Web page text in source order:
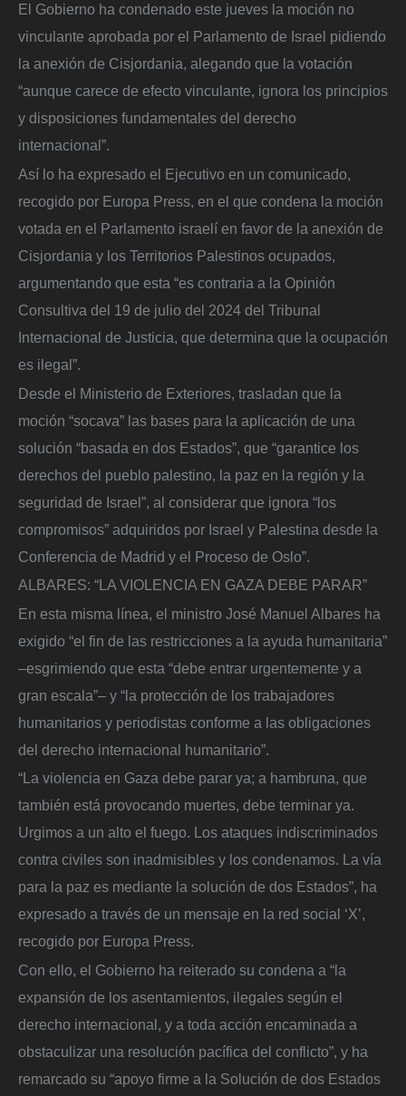
El Gobierno ha condenado este jueves la moción no
vinculante aprobada por el Parlamento de Israel pidiendo
la anexión de Cisjordania, alegando que la votación
“aunque carece de efecto vinculante, ignora los principios
y disposiciones fundamentales del derecho
internacional”.
Así lo ha expresado el Ejecutivo en un comunicado,
recogido por Europa Press, en el que condena la moción
votada en el Parlamento israelí en favor de la anexión de
Cisjordania y los Territorios Palestinos ocupados,
argumentando que esta “es contraria a la Opinión
Consultiva del 19 de julio del 2024 del Tribunal
Internacional de Justicia, que determina que la ocupación
es ilegal”.
Desde el Ministerio de Exteriores, trasladan que la
moción “socava” las bases para la aplicación de una
solución “basada en dos Estados”, que “garantice los
derechos del pueblo palestino, la paz en la región y la
seguridad de Israel”, al considerar que ignora “los
compromisos” adquiridos por Israel y Palestina desde la
Conferencia de Madrid y el Proceso de Oslo”.
ALBARES: “LA VIOLENCIA EN GAZA DEBE PARAR”
En esta misma línea, el ministro José Manuel Albares ha
exigido “el fin de las restricciones a la ayuda humanitaria”
–esgrimiendo que esta “debe entrar urgentemente y a
gran escala”– y “la protección de los trabajadores
humanitarios y periodistas conforme a las obligaciones
del derecho internacional humanitario”.
“La violencia en Gaza debe parar ya; a hambruna, que
también está provocando muertes, debe terminar ya.
Urgimos a un alto el fuego. Los ataques indiscriminados
contra civiles son inadmisibles y los condenamos. La vía
para la paz es mediante la solución de dos Estados”, ha
expresado a través de un mensaje en la red social ‘X’,
recogido por Europa Press.
Con ello, el Gobierno ha reiterado su condena a “la
expansión de los asentamientos, ilegales según el
derecho internacional, y a toda acción encaminada a
obstaculizar una resolución pacífica del conflicto”, y ha
remarcado su “apoyo firme a la Solución de dos Estados